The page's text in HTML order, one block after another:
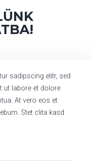
sadipscing elitr, sed
ut labore et dolore
At vero eos et
Stet clita kasd